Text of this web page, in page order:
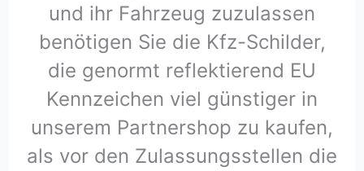
und ihr Fahrzeug zuzulassen
benötigen Sie die Kfz-Schilder,
die genormt reflektierend EU
Kennzeichen viel günstiger in
unserem Partnershop zu kaufen,
als vor den Zulassungsstellen die